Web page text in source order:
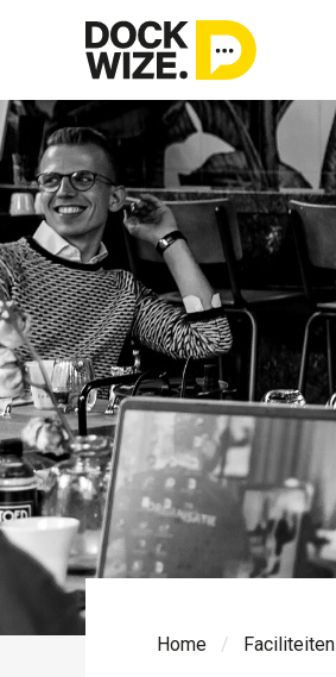
Home Faciliteiten